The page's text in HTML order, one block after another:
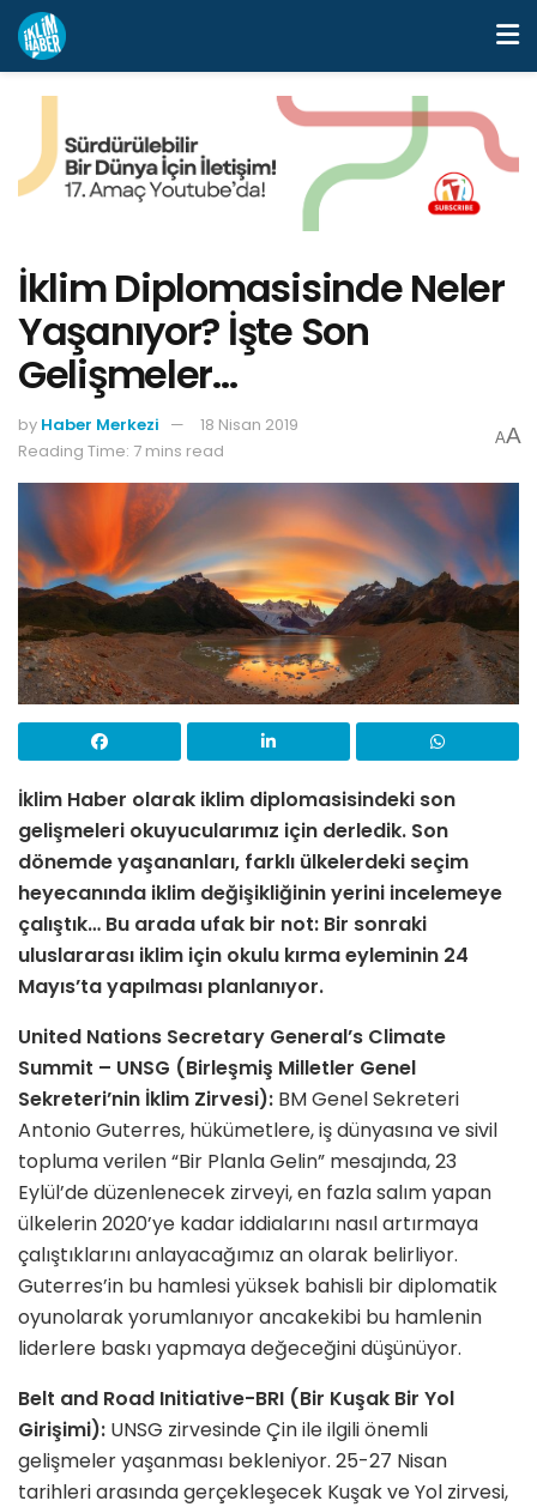
İklim Diplomasisinde Neler
Yaşanıyor? İşte Son
Gelişmeler…
by Haber Merkezi
18 Nisan 2019
Reading Time: 7 mins read
AA
İklim Haber olarak iklim diplomasisindeki son
gelişmeleri okuyucularımız için derledik. Son
dönemde yaşananları, farklı ülkelerdeki seçim
heyecanında iklim değişikliğinin yerini incelemeye
çalıştık… Bu arada ufak bir not: Bir sonraki
uluslararası iklim için okulu kırma eyleminin 24
Mayıs’ta yapılması planlanıyor.
United Nations Secretary General’s Climate
Summit – UNSG (Birleşmiş Milletler Genel
Sekreteri’nin İklim Zirvesi): BM Genel Sekreteri
Antonio Guterres, hükümetlere, iş dünyasına ve sivil
topluma verilen “Bir Planla Gelin” mesajında, 23
Eylül’de düzenlenecek zirveyi, en fazla salım yapan
ülkelerin 2020’ye kadar iddialarını nasıl artırmaya
çalıştıklarını anlayacağımız an olarak belirliyor.
Guterres’in bu hamlesi yüksek bahisli bir diplomatik
oyunolarak yorumlanıyor ancakekibi bu hamlenin
liderlere baskı yapmaya değeceğini düşünüyor.
Belt and Road Initiative-BRI (Bir Kuşak Bir Yol
Girişimi): UNSG zirvesinde Çin ile ilgili önemli
gelişmeler yaşanması bekleniyor. 25-27 Nisan
tarihleri arasında gerçekleşecek Kuşak ve Yol zirvesi,